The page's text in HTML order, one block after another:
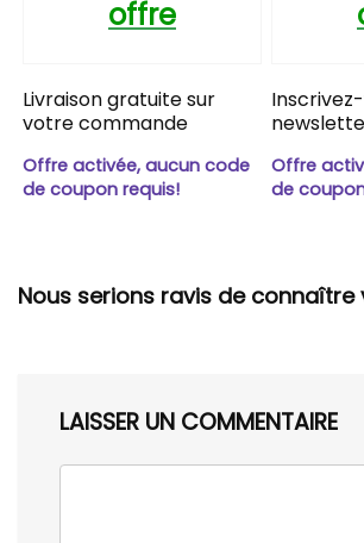
offre
Livraison gratuite sur
votre commande
Offre activée, aucun code
de coupon requis!
Offre
de
Nous serions ravis de connaître
LAISSER UN COMMENTAIRE